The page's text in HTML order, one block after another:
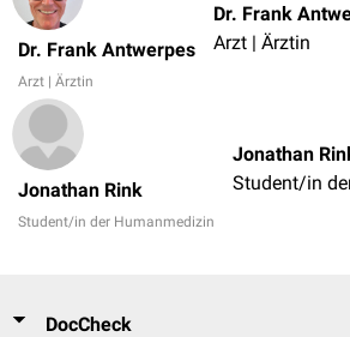
Dr. Frank Antwerpes
Arzt | Ärztin
Dr. Frank
Arzt | Ärztin
Jonathan Rink
Student/in der Humanmedizin
Jonathan
DocCheck